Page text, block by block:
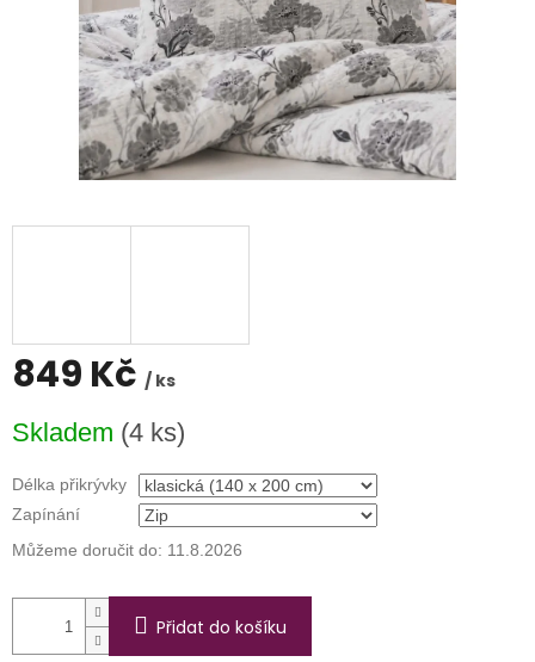
849 Kč / ks
cena:
Skladem (4 ks)
Délka přikrývky
Zapínání
Můžeme doručit do: 11.8.2026
Přidat do košíku